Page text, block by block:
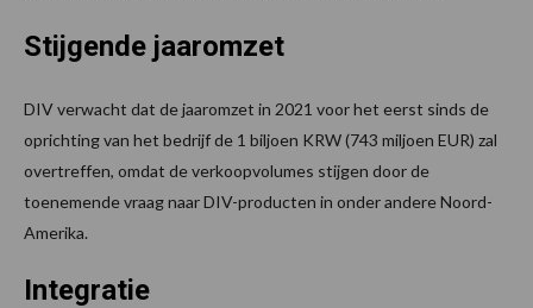
Stijgende jaaromzet
DIV verwacht dat de jaaromzet in 2021 voor het eerst sinds de
oprichting van het bedrijf de 1 biljoen KRW (743 miljoen EUR) zal
overtreffen, omdat de verkoopvolumes stijgen door de
toenemende vraag naar DIV-producten in onder andere Noord-
Amerika.
Integratie